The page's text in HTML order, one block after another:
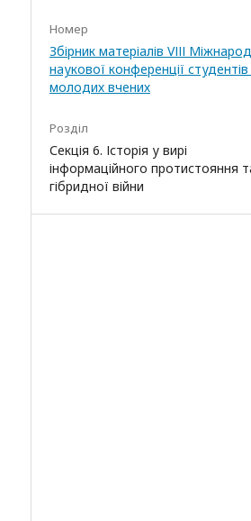
Номер
Збірник матеріалів VІІІ
наукової конференції студентів
молодих вчених
Розділ
Секція 6. Історія у вирі
інформаційного протистояння
гібридної війни